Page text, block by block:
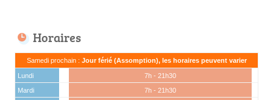
Horaires
Samedi prochain : Jour férié (Assomption), les horaires peuvent varier
Lundi
7h - 21h30
Mardi
7h - 21h30